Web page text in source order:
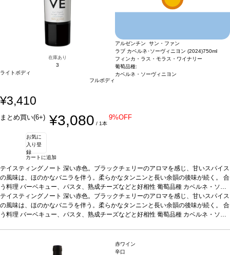
在庫あり
3
ライトボディ
フルボディ
アルゼンチン サン・ファン
ラブ カベルネ･ソーヴィニヨン (2024)750ml
フィンカ・ラス・モラス・ワイナリー
葡萄品種:
カベルネ・ソーヴィニヨン
¥3,410
まとめ買い(6+) ¥3,080 / 1本
9%OFF
お気に
入り登
録
カートに追加
テイスティングノート 深い赤色。ブラックチェリーのアロマを感じ、甘いスパイス
の風味は、ほのかなバニラを伴う。柔らかなタンニンと長い余韻の後味が続く。 合
う料理 バーベキュー、パスタ、熟成チーズなどと好相性 葡萄品種 カベルネ・ソー
ヴィニヨン 100%*本ヴィンテージが在庫切れの場合、在庫があり価格が同様の場
合は自動的に次のヴィンテージに変更されます、ご了承ください。
テイスティングノート 深い赤色。ブラックチェリーのアロマを感じ、甘いスパイス
の風味は、ほのかなバニラを伴う。柔らかなタンニンと長い余韻の後味が続く。 合
う料理 バーベキュー、パスタ、熟成チーズなどと好相性 葡萄品種 カベルネ・ソー
赤ワイン
辛口